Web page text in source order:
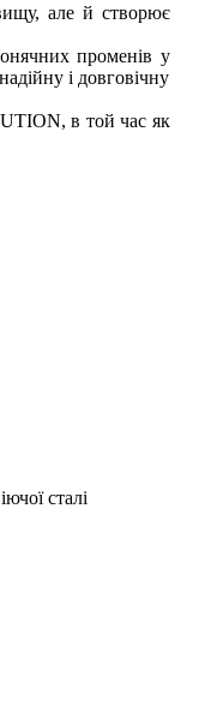
але й створює
променів у
і довговічну
в той час як
сталі